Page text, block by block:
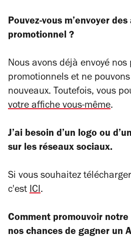
Pouvez-vous m’envoyer
promotionnel ?
Nous avons déjà envoyé nos
promotionnels et ne
nouveaux. Toutefois, vous
votre affiche vous-même.
J’ai besoin d’un logo ou
sur les réseaux sociaux.
Si vous souhaitez
c'est ICI.
Comment promouvoir notre
nos chances de gagner un